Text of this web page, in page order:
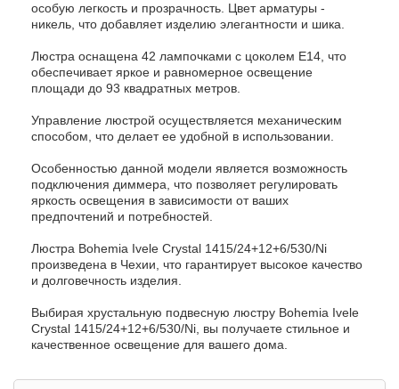
особую легкость и прозрачность. Цвет арматуры -
никель, что добавляет изделию элегантности и шика.
Люстра оснащена 42 лампочками с цоколем E14, что
обеспечивает яркое и равномерное освещение
площади до 93 квадратных метров.
Управление люстрой осуществляется механическим
способом, что делает ее удобной в использовании.
Особенностью данной модели является возможность
подключения диммера, что позволяет регулировать
яркость освещения в зависимости от ваших
предпочтений и потребностей.
Люстра Bohemia Ivele Crystal 1415/24+12+6/530/Ni
произведена в Чехии, что гарантирует высокое качество
и долговечность изделия.
Выбирая хрустальную подвесную люстру Bohemia Ivele
Crystal 1415/24+12+6/530/Ni, вы получаете стильное и
качественное освещение для вашего дома.